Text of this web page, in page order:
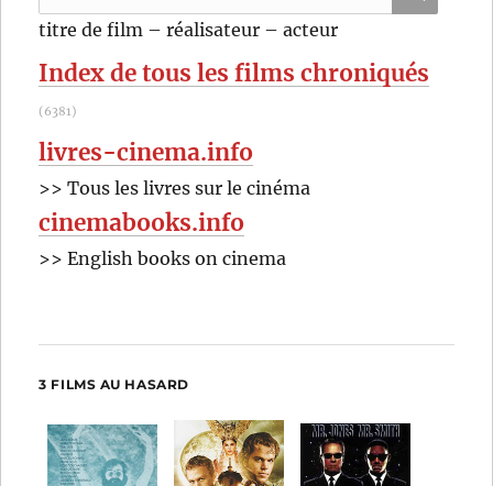
pour
titre de film – réalisateur – acteur
Index de tous les films chroniqués
(6381)
livres-cinema.info
>> Tous les livres sur le cinéma
cinemabooks.info
>> English books on cinema
3 FILMS AU HASARD